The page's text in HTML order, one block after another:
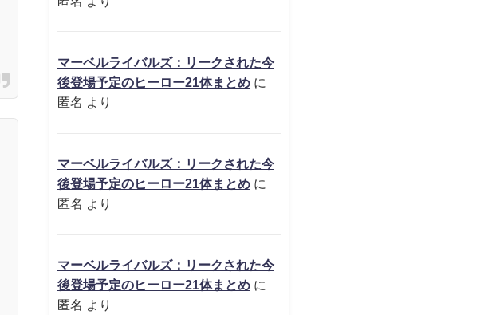
マーベルライバルズ：リークされた今
後登場予定のヒーロー21体まとめに
匿名
より
マーベルライバルズ：リークされた今
後登場予定のヒーロー21体まとめに
匿名
より
マーベルライバルズ：リークされた今
後登場予定のヒーロー21体まとめに
匿名 より